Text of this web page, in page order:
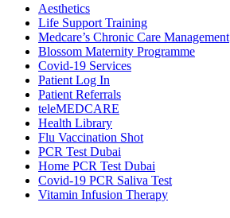
Aesthetics
Life Support Training
Medcare’s Chronic Care Management
Blossom Maternity Programme
Covid-19 Services
Patient Log In
Patient Referrals
teleMEDCARE
Health Library
Flu Vaccination Shot
PCR Test Dubai
Home PCR Test Dubai
Covid-19 PCR Saliva Test
Vitamin Infusion Therapy